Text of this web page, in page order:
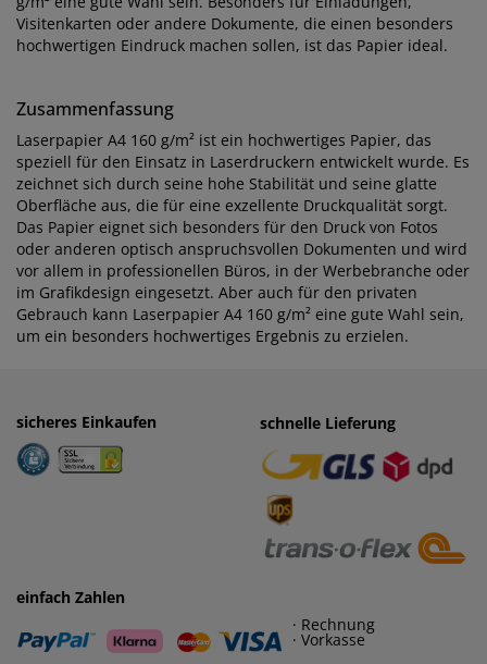
Visitenkarten oder andere Dokumente, die einen besonders
hochwertigen Eindruck machen sollen, ist das Papier ideal.
Zusammenfassung
Laserpapier A4 160 g/m² ist ein hochwertiges Papier, das
speziell für den Einsatz in Laserdruckern entwickelt wurde. Es
zeichnet sich durch seine hohe Stabilität und seine glatte
Oberfläche aus, die für eine exzellente Druckqualität sorgt.
Das Papier eignet sich besonders für den Druck von Fotos
oder anderen optisch anspruchsvollen Dokumenten und wird
vor allem in professionellen Büros, in der Werbebranche oder
im Grafikdesign eingesetzt. Aber auch für den privaten
Gebrauch kann Laserpapier A4 160 g/m² eine gute Wahl sein,
um ein besonders hochwertiges Ergebnis zu erzielen.
sicheres Einkaufen einfaches Zahlen
· Rechnung
· Vorkasse
schnelle Lieferung
einfach Zahlen
· Rechnung
· Vorkasse